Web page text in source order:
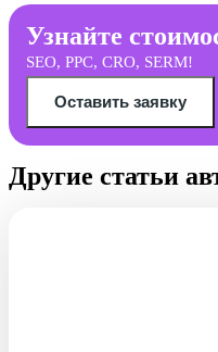
Узнайте
SEO, PPC, CRO, SERM!
Оставить заявку
Другие статьи